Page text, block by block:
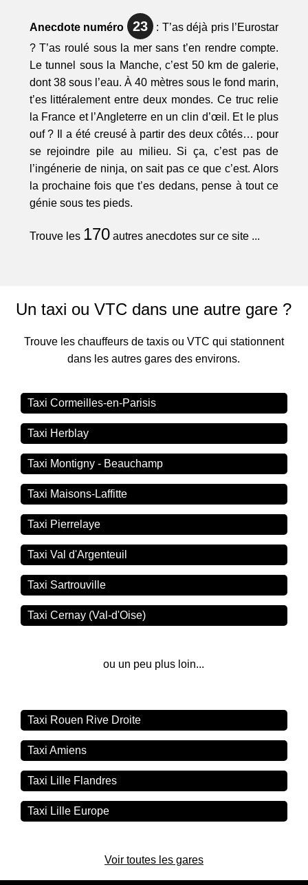
Anecdote numéro 23 : T’as déjà pris l’Eurostar
? T’as roulé sous la mer sans t’en rendre compte.
Le tunnel sous la Manche, c’est 50 km de galerie,
dont 38 sous l’eau. À 40 mètres sous le fond marin,
t’es littéralement entre deux mondes. Ce truc relie
la France et l’Angleterre en un clin d’œil. Et le plus
ouf ? Il a été creusé à partir des deux côtés… pour
se rejoindre pile au milieu. Si ça, c’est pas de
l’ingénerie de ninja, on sait pas ce que c’est. Alors
la prochaine fois que t’es dedans, pense à tout ce
génie sous tes pieds.
Trouve les 170autres anecdotes sur ce site ...
Un taxi ou VTC dans une autre gare ?
Trouve les chauffeurs de taxis ou VTC qui stationnent
dans les autres gares des environs.
Taxi Cormeilles-en-Parisis
Taxi Herblay
Taxi Montigny - Beauchamp
Taxi Maisons-Laffitte
Taxi Pierrelaye
Taxi Val d'Argenteuil
Taxi Sartrouville
Taxi Cernay (Val-d'Oise)
ou un peu plus loin...
Taxi Rouen Rive Droite
Taxi Amiens
Taxi Lille Flandres
Taxi Lille Europe
Voir toutes les gares